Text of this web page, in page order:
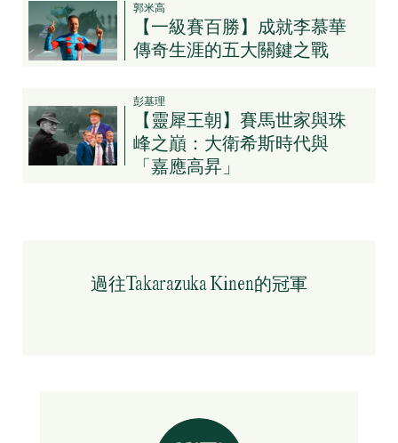
過往Takarazuka Kinen的冠軍
郭米高
【一級賽百勝】成就李慕華
傳奇生涯的五大關鍵之戰
彭基理
【靈犀王朝】賽馬世家與珠
峰之巔：大衛希斯時代與
「嘉應高昇」